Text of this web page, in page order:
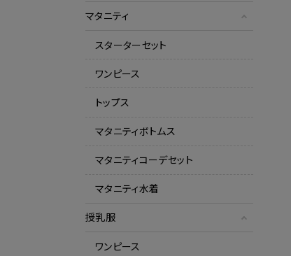
マタニティ
スターターセット
ワンピース
トップス
マタニティボトムス
マタニティコーデセット
マタニティ水着
授乳服
ワンピース